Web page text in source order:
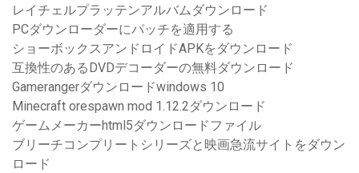
レイチェルプラッテンアルバムダウンロード
PCダウンローダーにパッチを適用する
ショーボックスアンドロイドAPKをダウンロード
互換性のあるDVDデコーダーの無料ダウンロード
Gamerangerダウンロードwindows 10
Minecraft orespawn mod 1.12.2ダウンロード
ゲームメーカーhtml5ダウンロードファイル
ブリーチコンプリートシリーズと映画急流サイトをダウン
ロード